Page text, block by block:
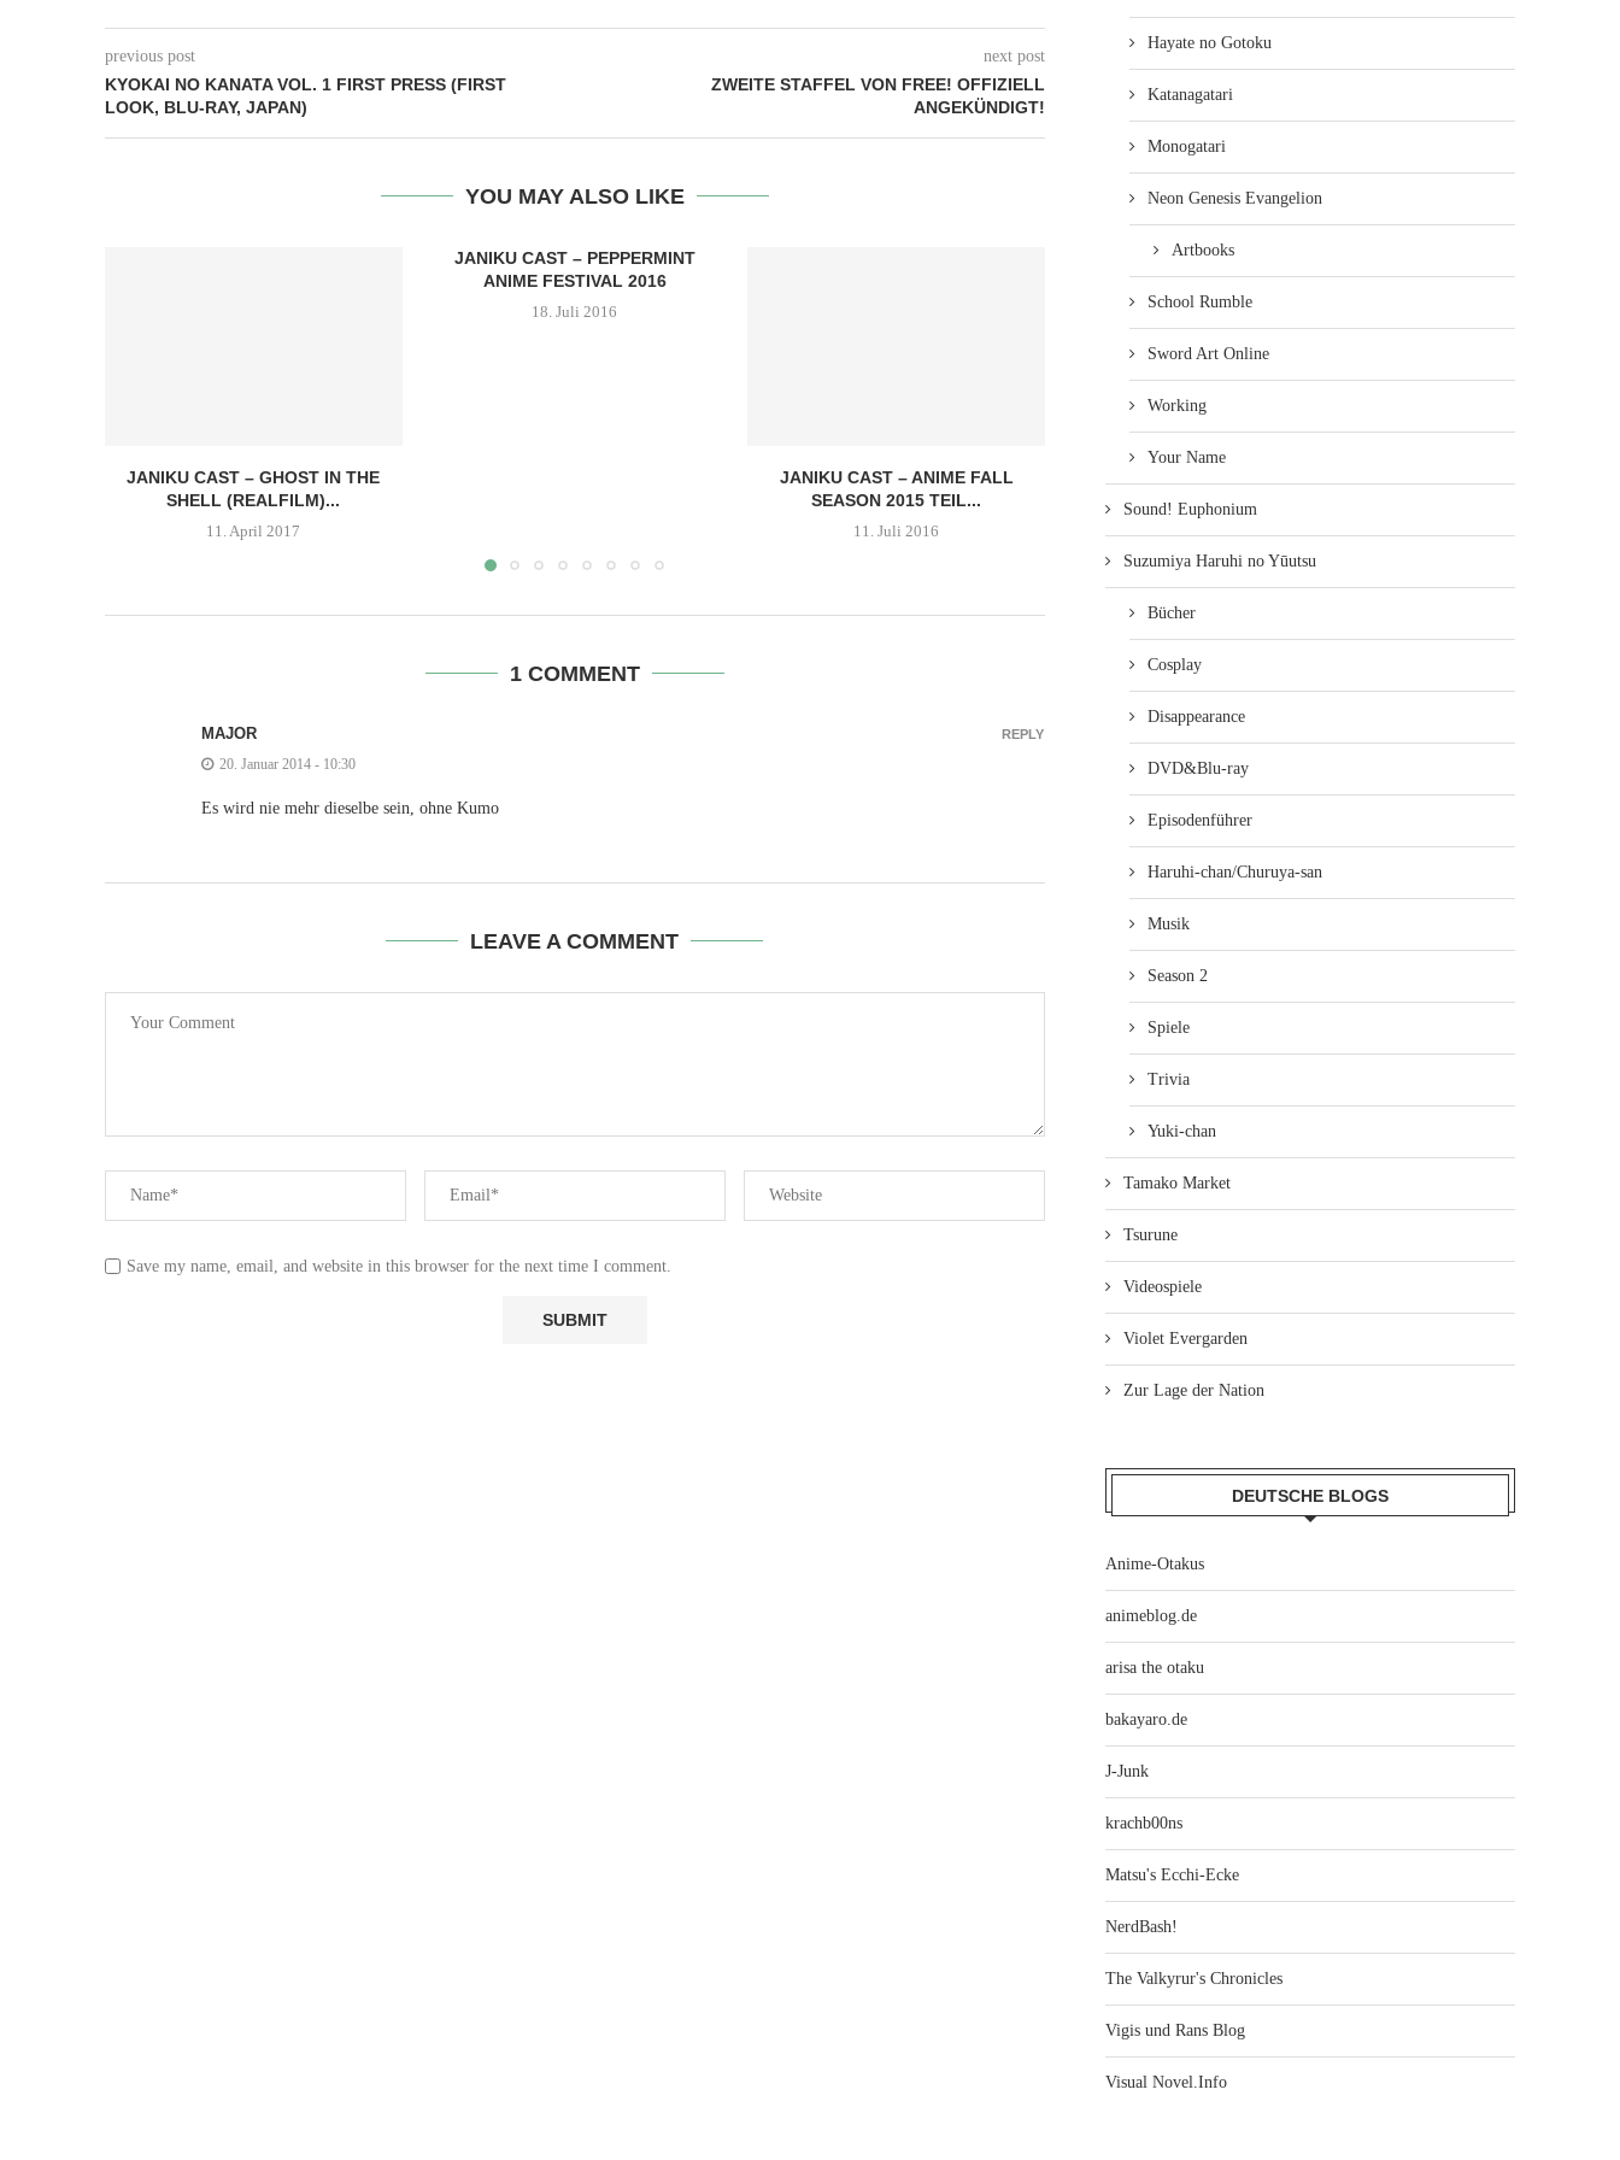
previous post
KYOKAI NO KANATA VOL. 1 FIRST PRESS (FIRST
LOOK, BLU-RAY, JAPAN)
next post
ZWEITE STAFFEL VON FREE! OFFIZIELL
ANGEKÜNDIGT!
YOU MAY ALSO LIKE
JANIKU CAST – GHOST IN THE
SHELL (REALFILM)...
11. April 2017
JANIKU CAST – PEPPERMINT
ANIME FESTIVAL 2016
18. Juli 2016
JANIKU CAST – ANIME FALL
SEASON 2015 TEIL...
11. Juli 2016
SEASON 2015 TEIL...
1 COMMENT
MAJOR
20. Januar 2014 - 10:30
Es wird nie mehr dieselbe sein, ohne Kumo
REPLY
LEAVE A COMMENT
Save my name, email, and website in this browser for the next time I comment.
Hayate no Gotoku
Katanagatari
Monogatari
Neon Genesis Evangelion
Artbooks
School Rumble
Sword Art Online
Working
Your Name
Sound! Euphonium
Suzumiya Haruhi no Yūutsu
Bücher
Cosplay
Disappearance
DVD&Blu-ray
Episodenführer
Haruhi-chan/Churuya-san
Musik
Season 2
Spiele
Trivia
Yuki-chan
Tamako Market
Tsurune
Videospiele
Violet Evergarden
Zur Lage der Nation
DEUTSCHE BLOGS
Anime-Otakus
animeblog.de
arisa the otaku
bakayaro.de
J-Junk
krachb00ns
Matsu's Ecchi-Ecke
NerdBash!
The Valkyrur's Chronicles
Vigis und Rans Blog
Visual Novel.Info